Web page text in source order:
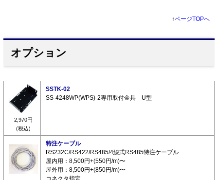
↑ページTOPへ
オプション
2,970円
(税込)
SSTK-02
SS-4248WP(WPS)-2専用取付金具 U型
特注ケーブル
RS232C/RS422/RS485/4線式RS485特注ケーブル
屋内用：8,500円+(550円/m)〜
屋外用：8,500円+(850円/m)〜
コネクタ指定